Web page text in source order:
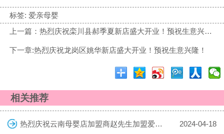
标签: 爱亲母婴
上一篇：热烈庆祝栾川县郝季夏新店盛大开业！预祝生意兴隆！
下一章:热烈庆祝龙岗区姚华新店盛大开业！预祝生意兴隆！
相关推荐
热烈庆祝云南母婴店加盟商赵先生加盟爱亲母婴！预祝生意兴隆！
2024-04-18